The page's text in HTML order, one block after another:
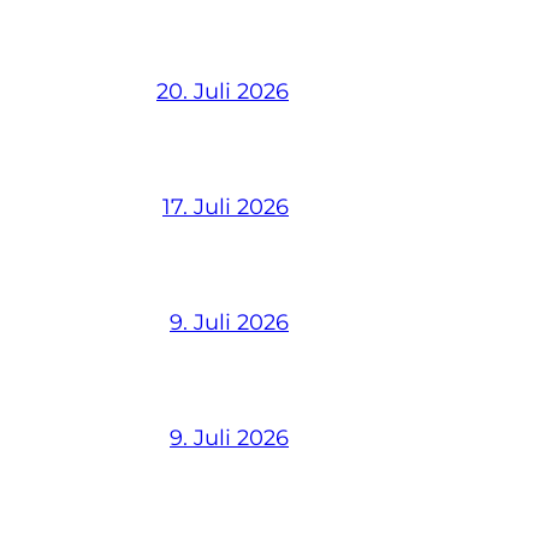
20. Juli 2026
17. Juli 2026
9. Juli 2026
9. Juli 2026